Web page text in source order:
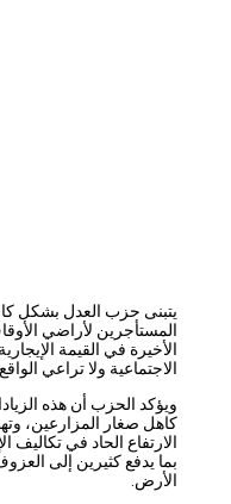
يتبنى حزب العدل بشكل كامل
المستأجرين لأراضي الأوقاف،
الأخيرة في القيمة الإيجارية،
الاجتماعية ولا تراعي الواقع
ويؤكد الحزب أن هذه الزيادات
كاهل صغار المزارعين، وتهدد
الارتفاع الحاد في تكاليف
بما يدفع كثيرين إلى العزوف عن